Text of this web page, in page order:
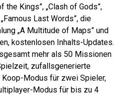
the Kings”, „Clash of Gods”,
Last Words”, die
„A Multitude of Maps” und
kostenlosen Inhalts-Updates.
mehr als 50 Missionen
zufallsgenerierte
Koop-Modus für zwei Spieler,
Modus für bis zu 4